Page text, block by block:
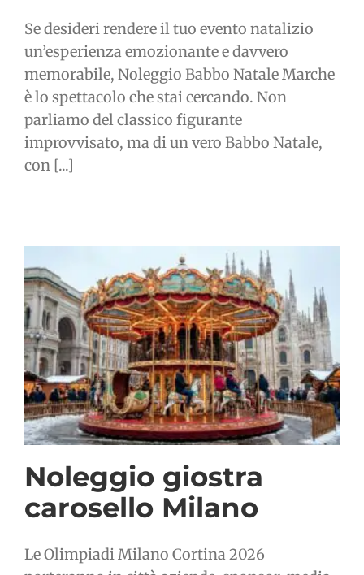
Se desideri rendere il tuo evento natalizio
un’esperienza emozionante e davvero
memorabile, Noleggio Babbo Natale Marche
è lo spettacolo che stai cercando. Non
parliamo del classico figurante
improvvisato, ma di un vero Babbo Natale,
con [...]
Noleggio giostra
carosello Milano
Le Olimpiadi Milano Cortina 2026